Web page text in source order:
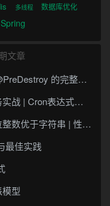
多线程
数据库优化
Spring
文章
的完整与实战
| Cron表达式详解
于字符串 | 性能分析
最佳实践
型